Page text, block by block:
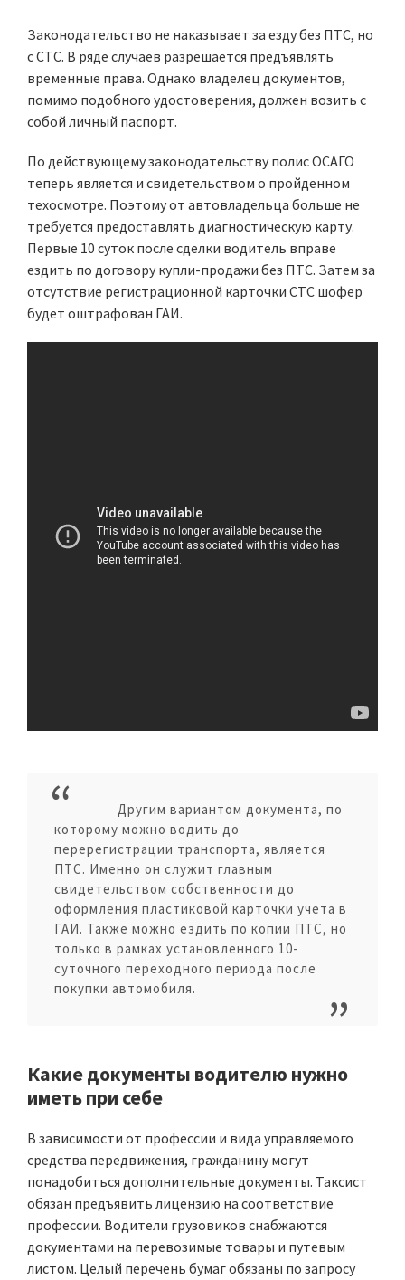
Законодательство не наказывает за езду без ПТС, но
с СТС. В ряде случаев разрешается предъявлять
временные права. Однако владелец документов,
помимо подобного удостоверения, должен возить с
собой личный паспорт.
По действующему законодательству полис ОСАГО
теперь является и свидетельством о пройденном
техосмотре. Поэтому от автовладельца больше не
требуется предоставлять диагностическую карту.
Первые 10 суток после сделки водитель вправе
ездить по договору купли-продажи без ПТС. Затем за
отсутствие регистрационной карточки СТС шофер
будет оштрафован ГАИ.
Другим вариантом документа, по
которому можно водить до
перерегистрации транспорта, является
ПТС. Именно он служит главным
свидетельством собственности до
оформления пластиковой карточки учета в
ГАИ. Также можно ездить по копии ПТС, но
только в рамках установленного 10-
суточного переходного периода после
покупки автомобиля.
Какие документы водителю нужно
иметь при себе
В зависимости от профессии и вида управляемого
средства передвижения, гражданину могут
понадобиться дополнительные документы. Таксист
обязан предъявить лицензию на соответствие
профессии. Водители грузовиков снабжаются
документами на перевозимые товары и путевым
листом. Целый перечень бумаг обязаны по запросу